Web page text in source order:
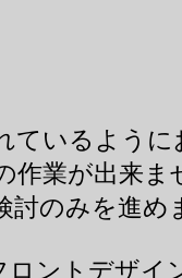
ているよう
作業が出来
討のみを進め
ントデザイ